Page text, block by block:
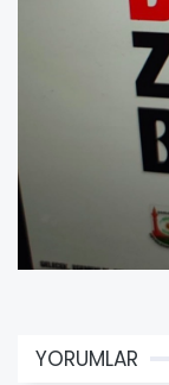
YORUMLAR